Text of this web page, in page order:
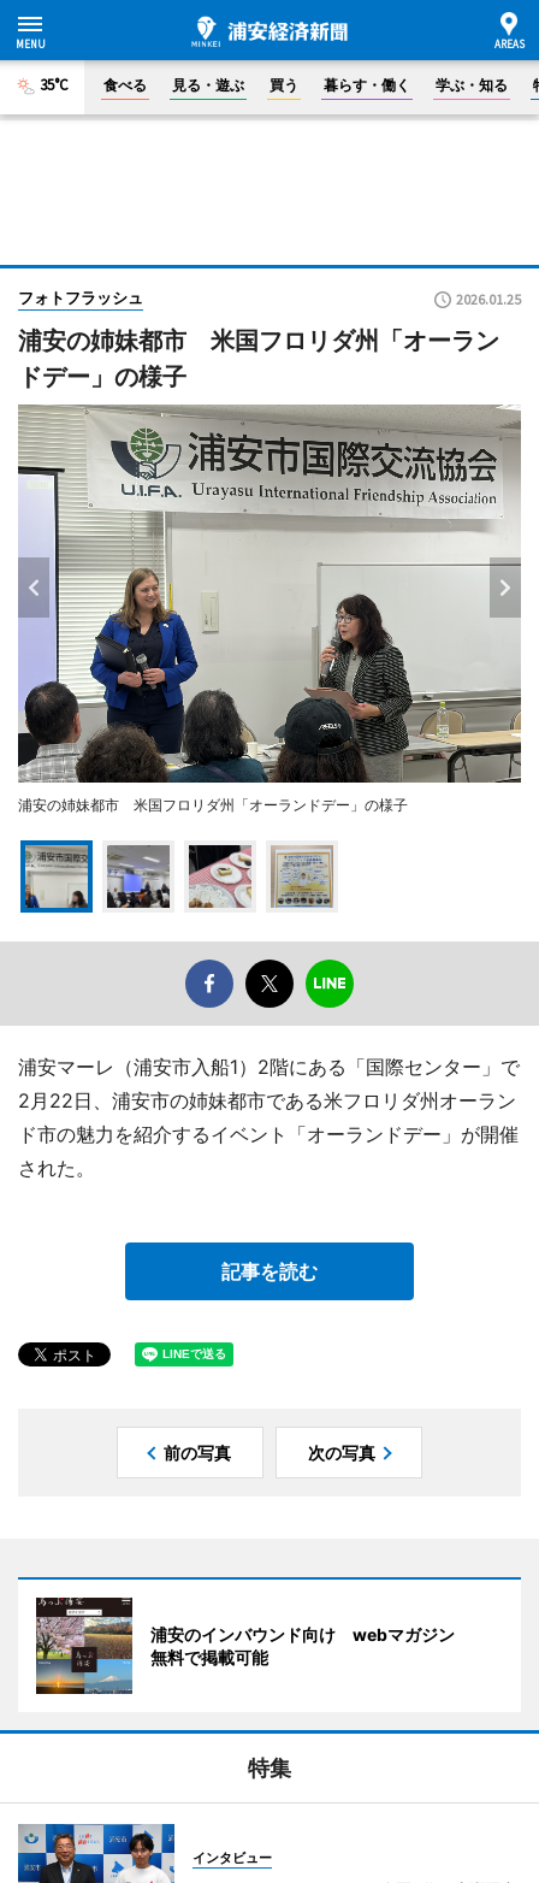
35°C 食べる 見る・遊ぶ 買う 暮らす・働く 学ぶ・知る
フォトフラッシュ 2026.01.25
浦安の姉妹都市 米国フロリダ州「オーラン
ドデー」の様子
浦安の姉妹都市 米国フロリダ州「オーランドデー」の様子
浦安マーレ（浦安市入船1）2階にある「国際センター」で
2月22日、浦安市の姉妹都市である米フロリダ州オーラン
ド市の魅力を紹介するイベント「オーランドデー」が開催
された。
記事を読む
前の写真 次の写真
浦安のインバウンド向け webマガジン
無料で掲載可能
特集
インタビュー